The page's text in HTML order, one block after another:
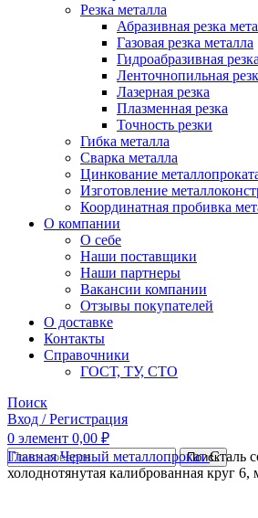
Резка металла
Абразивная резка
Газовая резка металла
Гидроaбразивная резка
Ленточнопильная
Лазерная резка
Плазменная резка
Точность резки
Гибка металла
Сварка металла
Цинкование
Изготовление
Координатная пробивка
О компании
О себе
Наши поставщики
Наши партнеры
Вакансии компании
Отзывы покупателей
О доставке
Контакты
Справочники
ГОСТ, ТУ, СТО
Поиск
Вход / Регистрация
0 элемент 0,00 ₽
Поиск
ГлавнаяЧерный металлопрокатСталь
холоднотянутая калиброванная круг 6,